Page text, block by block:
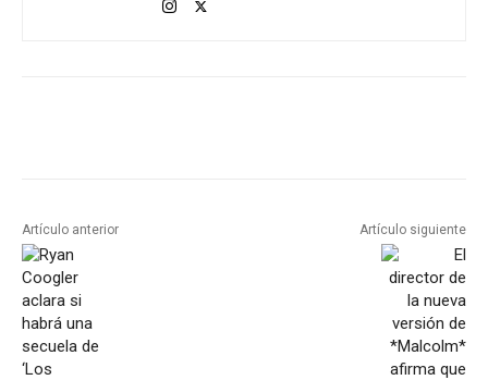
Artículo anterior Artículo siguiente